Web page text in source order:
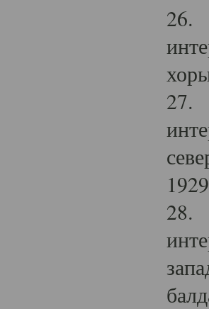
26.
27.
28.